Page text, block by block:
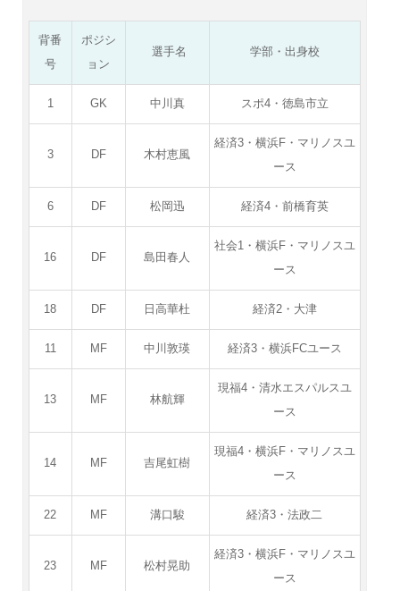
背番
号
ポジシ
ョン
選手名 学部・出身校
1 GK 中川真 スポ4・徳島市立
3 DF 木村恵風
経済3・横浜F・マリノスユ
ース
6 DF 松岡迅 経済4・前橋育英
16 DF 島田春人
社会1・横浜F・マリノスユ
ース
18 DF 日高華杜 経済2・大津
11 MF 中川敦瑛 経済3・横浜FCユース
13 MF 林航輝
現福4・清水エスパルスユ
ース
14 MF 吉尾虹樹
現福4・横浜F・マリノスユ
ース
22 MF 溝口駿 経済3・法政二
23 MF 松村晃助
経済3・横浜F・マリノスユ
ース